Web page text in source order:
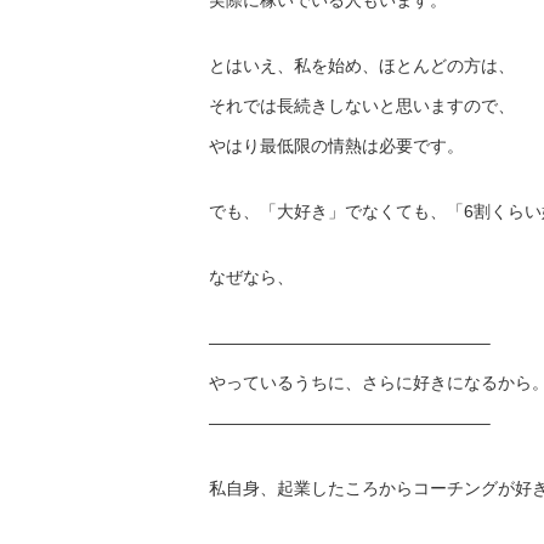
とはいえ、私を始め、ほとんどの方は、
それでは長続きしないと思いますので、
やはり最低限の情熱は必要です。
でも、「大好き」でなくても、「6割くら
なぜなら、
————————————————–
やっているうちに、さらに好きになるから
————————————————–
私自身、起業したころからコーチングが好